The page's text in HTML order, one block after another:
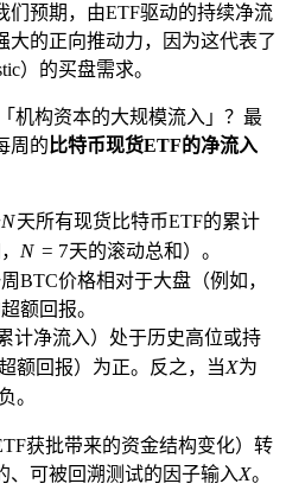
们预期，由ETF驱动的持续净流
大的正向推动力，因为这代表了
）的买盘需求。
机构资本的大规模流入」？最
周的 比特币现货ETF的净流入
N
N天所有现货比特币ETF的累计
N=7
N = 7天的滚动总和）。
BTC价格相对于大盘（例如，
额回报。
累计净流入）处于历史高位或持
额回报）为正。反之，当 X
X为
。
获批带来的资金结构变化）转
、可被回溯测试的因子输入 X
X。